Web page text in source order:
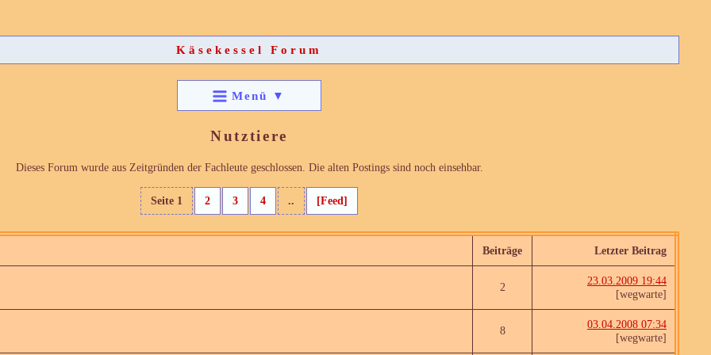
Käsekessel Forum
Menü ▼
Nutztiere
Dieses Forum wurde aus Zeitgründen der Fachleute geschlossen. Die alten Postings sind noch einsehbar.
Seite 1 2 3 4 .. [Feed]
Beiträge Letzter Beitrag
2
23.03.2009 19:44
[wegwarte]
8
03.04.2008 07:34
[wegwarte]